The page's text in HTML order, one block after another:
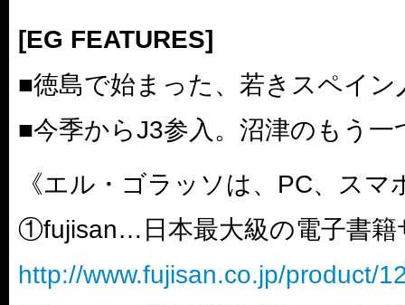
[EG FEATURES]
■徳島で始まった、若きスペイン
■今季からJ3参入。沼津のもう一
《エル・ゴラッソは、PC、スマ
①fujisan…日本最大級の電子書籍
http://www.fujisan.co.jp/product/